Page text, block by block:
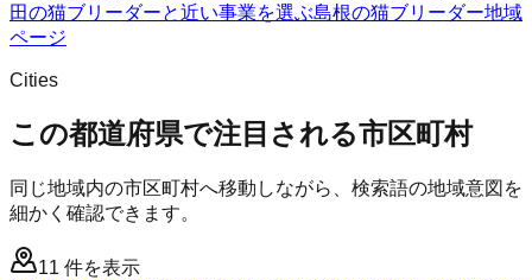
田の猫ブリーダーと近い事業を選ぶ島根の猫ブリーダー地域
ページ
Cities
この都道府県で注目される市区町村
同じ地域内の市区町村へ移動しながら、検索語の地域意図を
細かく確認できます。
11 件を表示